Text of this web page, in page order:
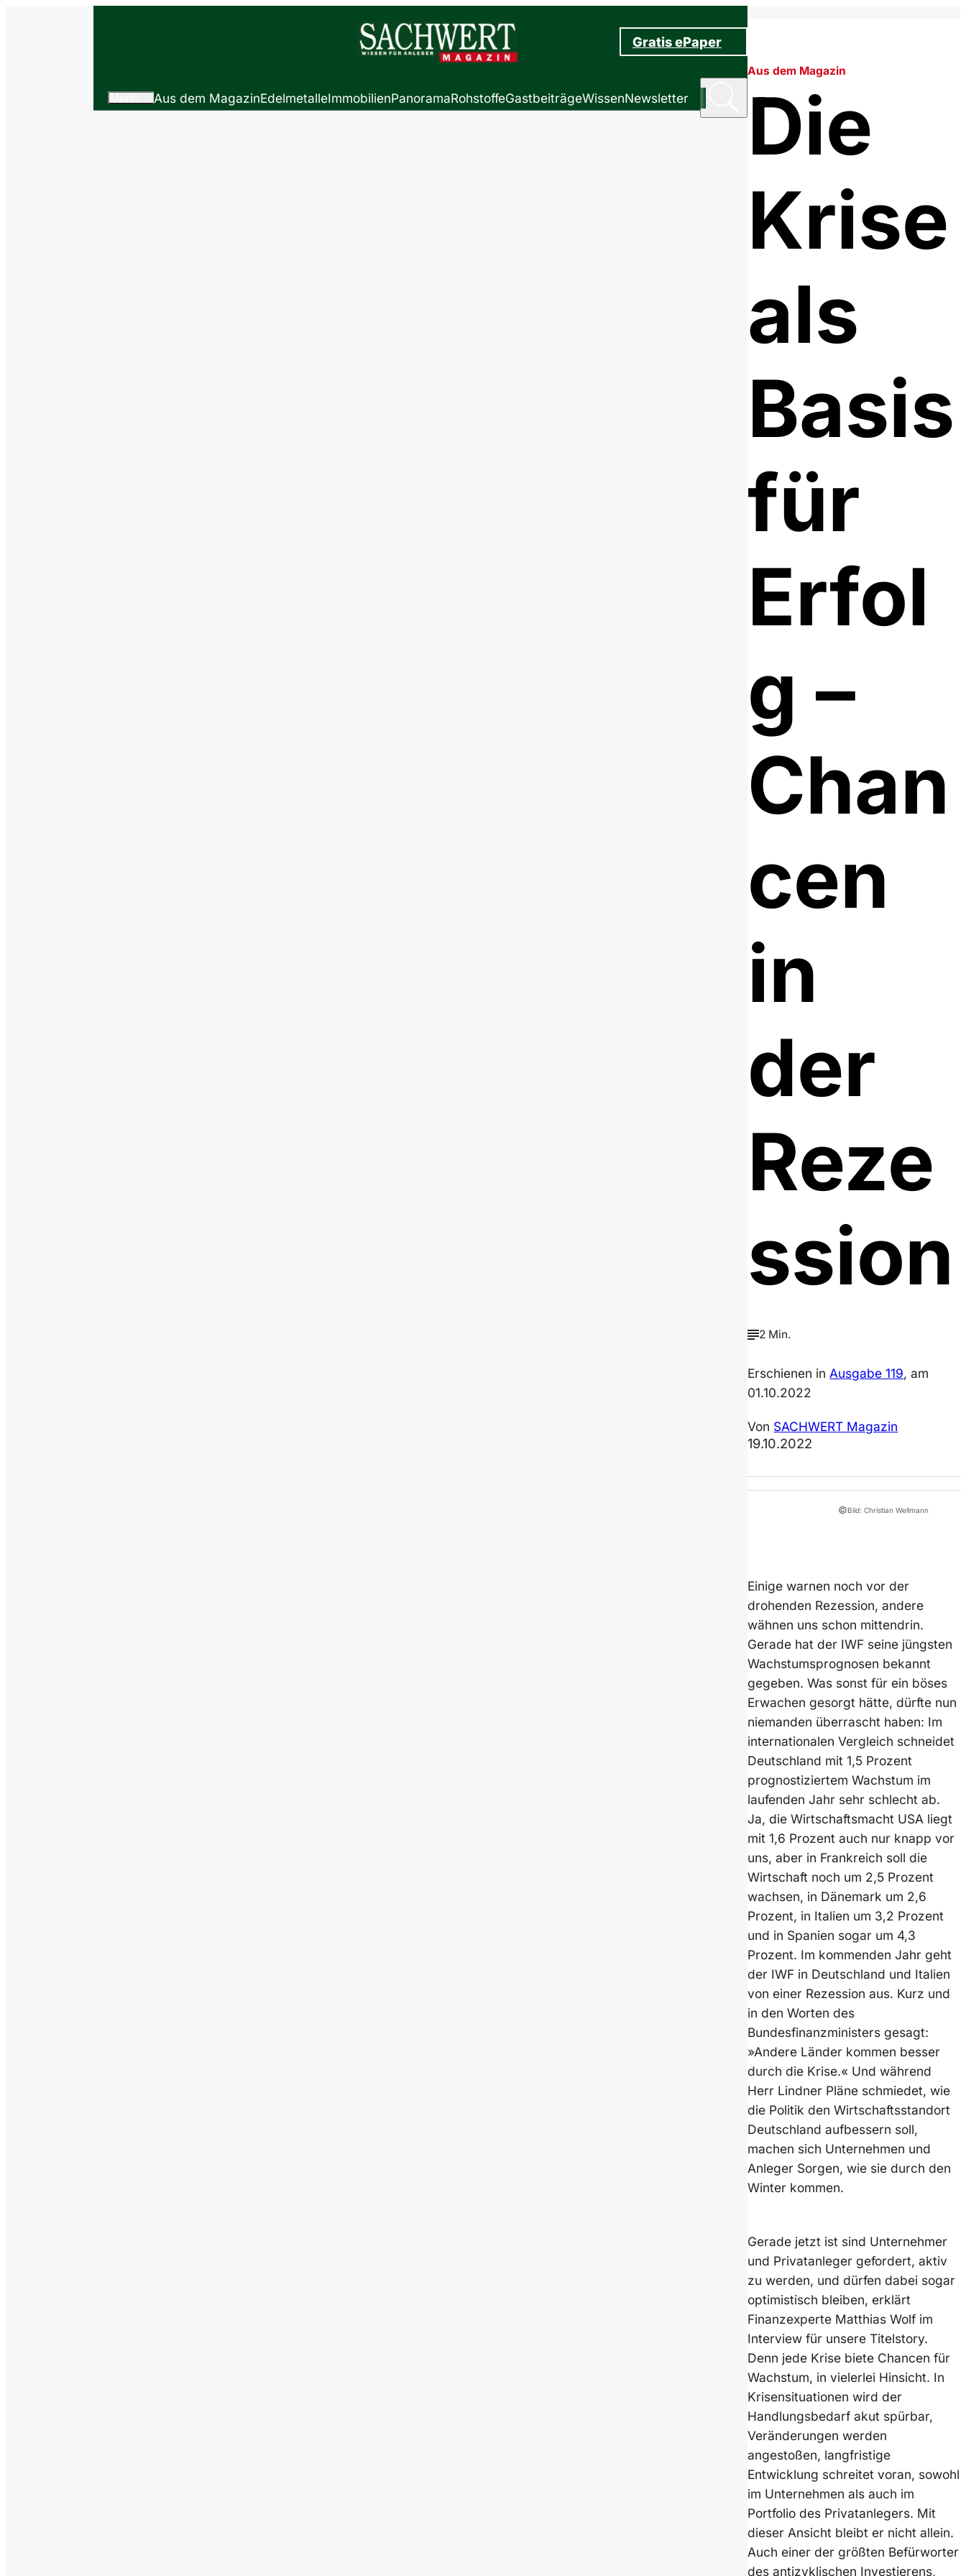
Gratis ePaper
Aus dem MagazinEdelmetalleImmobilienPanoramaRohstoffeGastbeiträgeWissenNewsletter
Aus dem Magazin
Die
Krise
als
Basis
für
Erfol
g –
Chan
cen
in
der
Reze
ssion
2 Min.
Erschienen inAusgabe 119, am
01.10.2022
Von SACHWERT Magazin
19.10.2022
©Bild: Christian Wellmann
Einige warnen noch vor der
drohenden Rezession, andere
wähnen uns schon mittendrin.
Gerade hat der IWF seine jüngsten
Wachstumsprognosen bekannt
gegeben. Was sonst für ein böses
Erwachen gesorgt hätte, dürfte nun
niemanden überrascht haben: Im
internationalen Vergleich schneidet
Deutschland mit 1,5 Prozent
prognostiziertem Wachstum im
laufenden Jahr sehr schlecht ab.
Ja, die Wirtschaftsmacht USA liegt
mit 1,6 Prozent auch nur knapp vor
uns, aber in Frankreich soll die
Wirtschaft noch um 2,5 Prozent
wachsen, in Dänemark um 2,6
Prozent, in Italien um 3,2 Prozent
und in Spanien sogar um 4,3
Prozent. Im kommenden Jahr geht
der IWF in Deutschland und Italien
von einer Rezession aus. Kurz und
in den Worten des
Bundesfinanzministers gesagt:
»Andere Länder kommen besser
durch die Krise.« Und während
Herr Lindner Pläne schmiedet, wie
die Politik den Wirtschaftsstandort
Deutschland aufbessern soll,
machen sich Unternehmen und
Anleger Sorgen, wie sie durch den
Winter kommen.
Gerade jetzt ist sind Unternehmer
und Privatanleger gefordert, aktiv
zu werden, und dürfen dabei sogar
optimistisch bleiben, erklärt
Finanzexperte Matthias Wolf im
Interview für unsere Titelstory.
Denn jede Krise biete Chancen für
Wachstum, in vielerlei Hinsicht. In
Krisensituationen wird der
Handlungsbedarf akut spürbar,
Veränderungen werden
angestoßen, langfristige
Entwicklung schreitet voran, sowohl
im Unternehmen als auch im
Portfolio des Privatanlegers. Mit
dieser Ansicht bleibt er nicht allein.
Auch einer der größten Befürworter
des antizyklischen Investierens,